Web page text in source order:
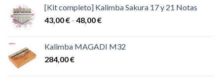
original
era:
actual
es:
[Kit completo] Kalimba Sakura 17 y 21 Notas
43,00€ - 48,00€Rango
desde
Kalimba MAGADI M32
284,00€